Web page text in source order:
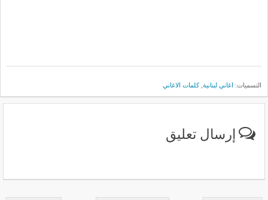
التسميات: اغاني لبنانية ,كلمات الاغاني
إرسال تعليق